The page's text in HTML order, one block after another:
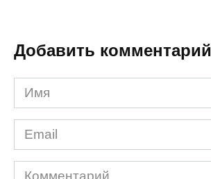
Добавить комментарий
Имя
*
Email
*
Комментарий